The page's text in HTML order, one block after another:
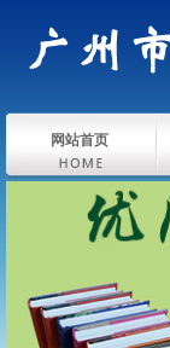
网站首页